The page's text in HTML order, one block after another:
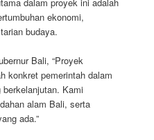
ekonomi,
budaya.
Bali, “Proyek
konkret pemerintah dalam
berkelanjutan. Kami
alam Bali, serta
ada.”